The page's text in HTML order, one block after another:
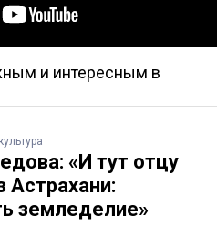
и интересным в
«И тут отцу
Астрахани:
земледелие»